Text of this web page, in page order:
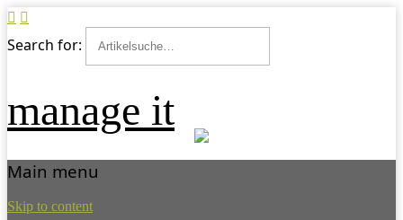
Search for:
manage it
Main menu
Skip to content